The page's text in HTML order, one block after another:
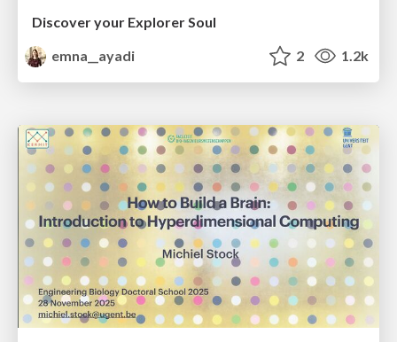
Discover your Explorer Soul
emna__ayadi
2 1.2k